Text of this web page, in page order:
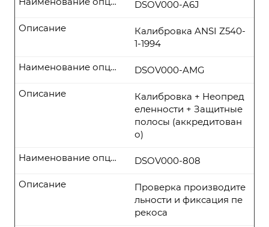
DSOV000-A6J
Калибровка ANSI Z540-
1-1994
Описание
DSOV000-AMG
Наименование опции
Калибровка + Неопред
еленности + Защитные
полосы (аккредитован
о)
Описание
DSOV000-808
Наименование опции
Проверка производите
льности и фиксация пе
рекоса
Описание